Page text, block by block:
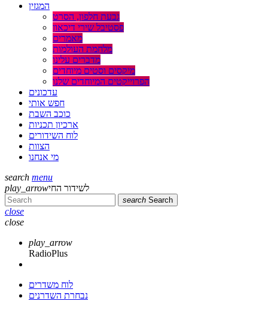
המגזין
גבעת חלפון, הסרט
פסטיבל שירי דיכאון
מאמרים
מלחמת העולמות
מדברים עלינו
מיקסים וסטים מיוחדים
הפרוייקטים המיוחדים שלנו
עדכונים
חפש אותי
כוכב השבת
ארכיון תכניות
לוח השידורים
הצוות
מי אנחנו
search menu
play_arrowלשידור החי
search Search
close
close
play_arrow
RadioPlus
לוח משדרים
נבחרת השדרנים